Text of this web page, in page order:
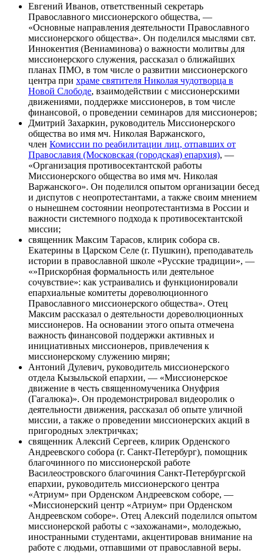
Евгений Иванов, ответственный секретарь
Православного миссионерского общества, —
«Основные направления деятельности Православного
миссионерского общества». Он поделился мыслями свт.
Иннокентия (Вениаминова) о важности молитвы для
миссионерского служения, рассказал о ближайших
планах ПМО, в том числе о развитии миссионерского
центра при храме святителя Николая чудотворца в
Новой Слободе, взаимодействии с миссионерскими
движениями, поддержке миссионеров, в том числе
финансовой, о проведении семинаров для миссионеров;
Дмитрий Захаркин, руководитель Миссионерского
общества во имя мч. Николая Варжанского,
член Комиссии по реабилитации лиц, отпавших от
Православия (Московская (городская) епархия), —
«Организация противосектантской работы
Миссионерского общества во имя мч. Николая
Варжанского». Он поделился опытом организации бесед
и диспутов с неопротестантами, а также своим мнением
о нынешнем состоянии неопротестантизма в России и
важности системного подхода к противосектантской
миссии;
священник Максим Тарасов, клирик собора св.
Екатерины в Царском Селе (г. Пушкин), преподаватель
истории в православной школе «Русские традиции», —
«»Прискорбная формальность или деятельное
сочувствие»: как устраивались и функционировали
епархиальные комитеты дореволюционного
Православного миссионерского общества». Отец
Максим рассказал о деятельности дореволюционных
миссионеров. На основании этого опыта отмечена
важность финансовой поддержки активных и
инициативных миссионеров, привлечения к
миссионерскому служению мирян;
Антоний Дулевич, руководитель миссионерского
отдела Кызыльской епархии, — «Миссионерское
движение в честь священномученика Онуфрия
(Гагалюка)». Он продемонстрировал видеоролик о
деятельности движения, рассказал об опыте уличной
миссии, а также о проведении миссионерских акций в
пригородных электричках;
священник Алексий Сергеев, клирик Орденского
Андреевского собора (г. Санкт-Петербург), помощник
благочинного по миссионерской работе
Василеостровского благочиния Санкт-Петербургской
епархии, руководитель миссионерского центра
«Атриум» при Орденском Андреевском соборе, —
«Миссионерский центр «Атриум» при Орденском
Андреевском соборе». Отец Алексий поделился опытом
миссионерской работы с «захожанами», молодежью,
иностранными студентами, акцентировав внимание на
работе с людьми, отпавшими от православной веры.